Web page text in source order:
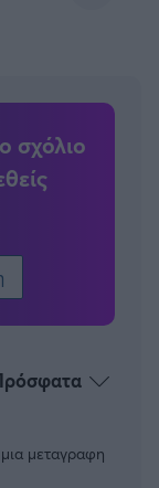
σχόλιο
μια μεταγραφη